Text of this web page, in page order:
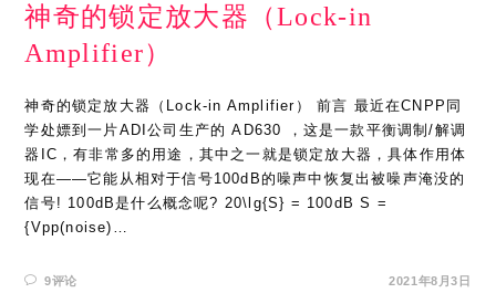
神奇的锁定放大器（Lock-in
Amplifier）
神奇的锁定放大器（Lock-in Amplifier） 前言 最近在CNPP同
学处嫖到一片ADI公司生产的 AD630 ，这是一款平衡调制/解调
器IC，有非常多的用途，其中之一就是锁定放大器，具体作用体
现在——它能从相对于信号100dB的噪声中恢复出被噪声淹没的
信号! 100dB是什么概念呢? 20\lg{S} = 100dB S =
{Vpp(noise)…
9评论 2021年8月3日